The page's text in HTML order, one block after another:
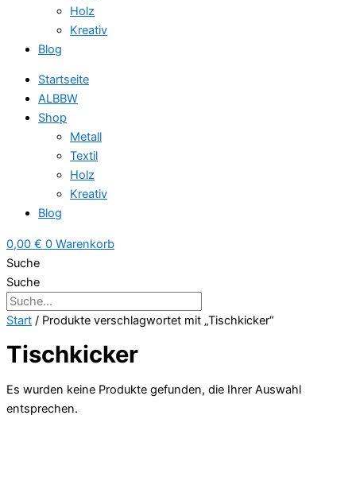
Holz
Kreativ
Blog
Startseite
ALBBW
Shop
Metall
Textil
Holz
Kreativ
Blog
0,00 € 0 Warenkorb
Suche
Suche
Start / Produkte verschlagwortet mit „Tischkicker“
Tischkicker
Es wurden keine Produkte gefunden, die Ihrer Auswahl
entsprechen.